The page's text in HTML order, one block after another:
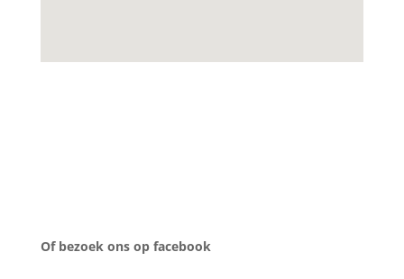
Of bezoek ons op facebook